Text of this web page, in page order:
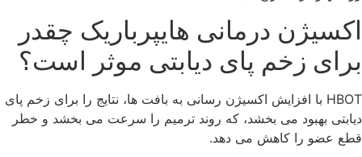
اکسیژن درمانی هایپرباریک چقدر
برای زخم پای دیابتی موثر است؟
HBOT با افزایش اکسیژن رسانی به بافت ها، نتایج را برای زخم پای
دیابتی بهبود می بخشد، که روند ترمیم را سرعت می بخشد و خطر
قطع عضو را کاهش می دهد.